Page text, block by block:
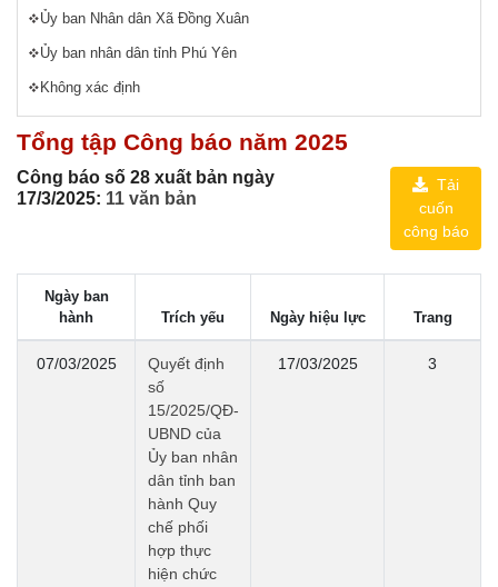
Ủy ban Nhân dân Xã Đồng Xuân
Ủy ban nhân dân tỉnh Phú Yên
Không xác định
Tổng tập Công báo năm 2025
Công báo số 28 xuất bản ngày
17/3/2025: 11 văn bản
Tải
cuốn
công báo
Ngày ban
hành
Trích yếu Ngày hiệu lực Trang
07/03/2025
Quyết định
số
15/2025/QĐ-
UBND của
Ủy ban nhân
dân tỉnh ban
hành Quy
chế phối
hợp thực
hiện chức
17/03/2025 3